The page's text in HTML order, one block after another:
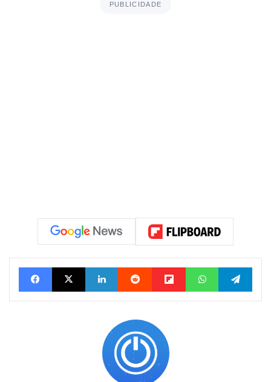
PUBLICIDADE
FacebookX Linkedin Reddit FlipboardWhatsApp